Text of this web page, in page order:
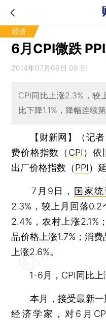
经济
6月CPI微跌
2014年07月09日 09:51
CPI同比上涨2.3%，较
比下降1.1%，降幅连续
【财新网】（记者
费价格指数（ CPI ）依
出厂价格指数（PPI ）
7月9日， 国家
2.3%，较上月回落
2.4%，农村上涨2.1%
品价格上涨1.7%；消
上涨2.6%。
1-6月，CPI同比上
本月，接受最新一
经济学家，对6月